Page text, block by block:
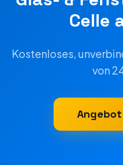
Celle
Kostenloses,
von